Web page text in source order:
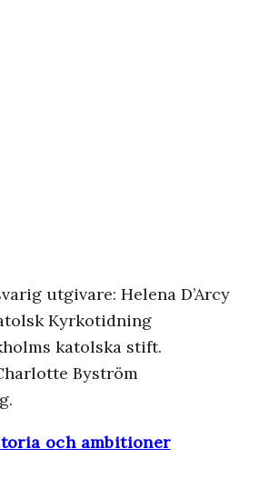
utgivare: Helena D’Arcy
Kyrkotidning
katolska stift.
Byström
och ambitioner